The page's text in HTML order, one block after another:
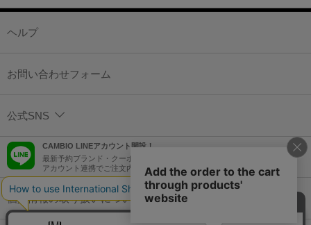
ヘルプ
お問い合わせフォーム
公式SNS
CAMBIO LINEアカウント開設！
最新予約ブランド・クーポン情報などを配信！
アカウント連携でご注文内容をLINEでも確認可能！
個人情報の取り扱いについて